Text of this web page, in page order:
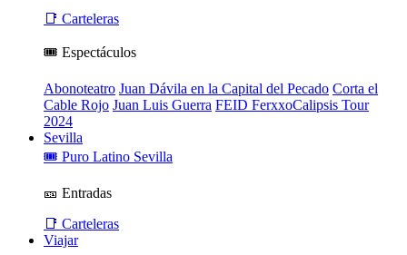
📑 Carteleras
🎟️ Espectáculos
Abonoteatro Juan Dávila en la Capital del Pecado Corta el
Cable Rojo Juan Luis Guerra FEID FerxxoCalipsis Tour
2024
Sevilla
🎟️ Puro Latino Sevilla
🎫 Entradas
📑 Carteleras
Viajar